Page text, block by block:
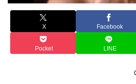
X Facebook
Pocket LINE